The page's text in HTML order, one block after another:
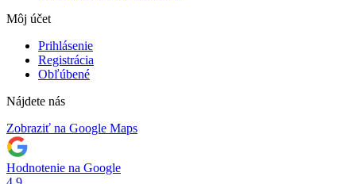
Môj účet
Prihlásenie
Registrácia
Obľúbené
Nájdete nás
Zobraziť na Google Maps
Hodnotenie na Google